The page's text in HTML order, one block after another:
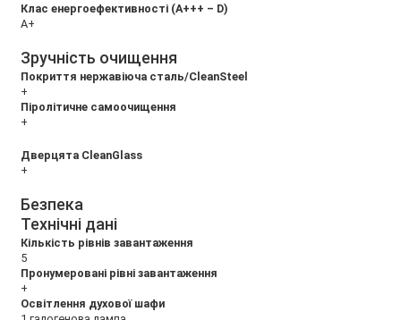
Клас енергоефективності (A+++ – D)
A+
Зручність очищення
Покриття нержавіюча сталь/CleanSteel
+
Піролітичне самоочищення
+
Дверцята CleanGlass
+
Безпека
Технічні дані
Кількість рівнів завантаження
5
Пронумеровані рівні завантаження
+
Освітлення духової шафи